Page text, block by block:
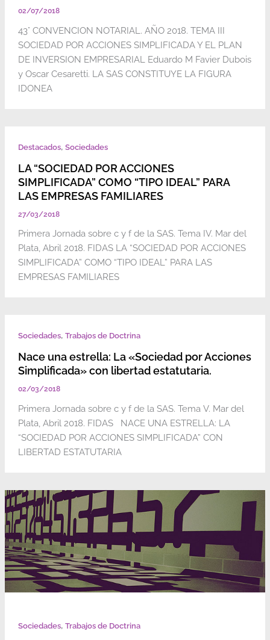
02/07/2018
43° CONVENCION NOTARIAL. AÑO 2018. TEMA III
SOCIEDAD POR ACCIONES SIMPLIFICADA Y EL PLAN
DE INVERSION EMPRESARIAL Eduardo M Favier Dubois
y Oscar Cesaretti. LA SAS CONSTITUYE LA FIGURA
IDONEA
Destacados, Sociedades
LA “SOCIEDAD POR ACCIONES
SIMPLIFICADA” COMO “TIPO IDEAL” PARA
LAS EMPRESAS FAMILIARES
27/03/2018
Primera Jornada sobre c y f de la SAS. Tema IV. Mar del
Plata, Abril 2018. FIDAS LA “SOCIEDAD POR ACCIONES
SIMPLIFICADA” COMO “TIPO IDEAL” PARA LAS
EMPRESAS FAMILIARES
Sociedades, Trabajos de Doctrina
Nace una estrella: La «Sociedad por Acciones
Simplificada» con libertad estatutaria.
02/03/2018
Primera Jornada sobre c y f de la SAS. Tema V. Mar del
Plata, Abril 2018. FIDAS NACE UNA ESTRELLA: LA
“SOCIEDAD POR ACCIONES SIMPLIFICADA” CON
LIBERTAD ESTATUTARIA
Sociedades, Trabajos de Doctrina